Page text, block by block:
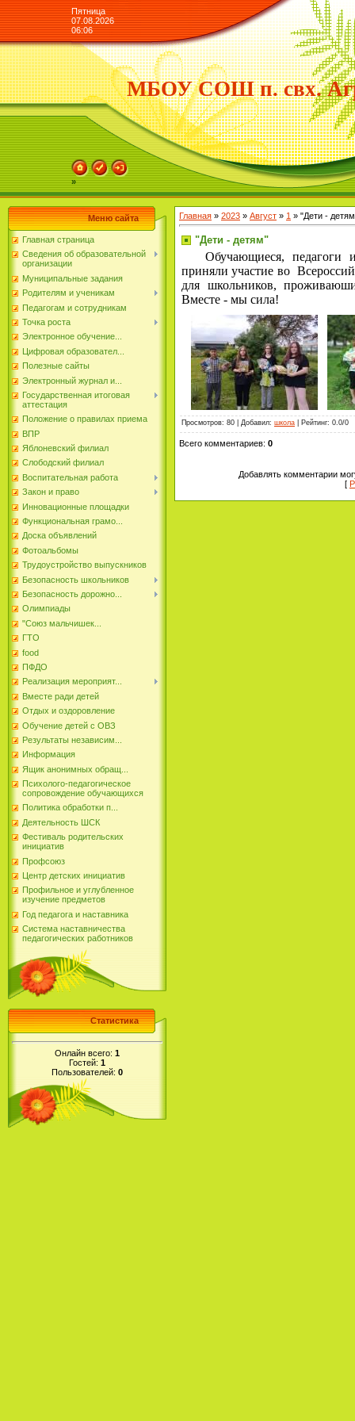
Пятница
07.08.2026
06:06
МБОУ СОШ п. свх.
»
Меню сайта
Главная страница
Сведения об образовательной
организации
Муниципальные задания
Родителям и ученикам
Педагогам и сотрудникам
Точка роста
Электронное обучение...
Цифровая образовател...
Полезные сайты
Электронный журнал и...
Государственная итоговая
аттестация
Положение о правилах приема
ВПР
Яблоневский филиал
Слободский филиал
Воспитательная работа
Закон и право
Инновационные площадки
Функциональная грамо...
Доска объявлений
Фотоальбомы
Трудоустройство выпускников
Безопасность школьников
Безопасность дорожно...
Олимпиады
"Союз мальчишек...
ГТО
food
ПФДО
Реализация мероприят...
Вместе ради детей
Отдых и оздоровление
Обучение детей с ОВЗ
Результаты независим...
Информация
Ящик анонимных обращ...
Психолого-педагогическое
сопровождение обучающихся
Политика обработки п...
Деятельность ШСК
Фестиваль родительских
инициатив
Профсоюз
Центр детских инициатив
Профильное и углубленное
изучение предметов
Год педагога и наставника
Система наставничества
педагогических работников
Статистика
Онлайн всего: 1
Гостей: 1
Пользователей: 0
Главная » 2023 » Август » 1 » "Дети -
"Дети - детям"
Обучающиеся, педагоги
приняли участие во
для школьников,
Вместе - мы сила!
Просмотров: 80 Добавил: школа Рейтинг: 0.0/0
Всего комментариев: 0
Добавлять комментарии
[